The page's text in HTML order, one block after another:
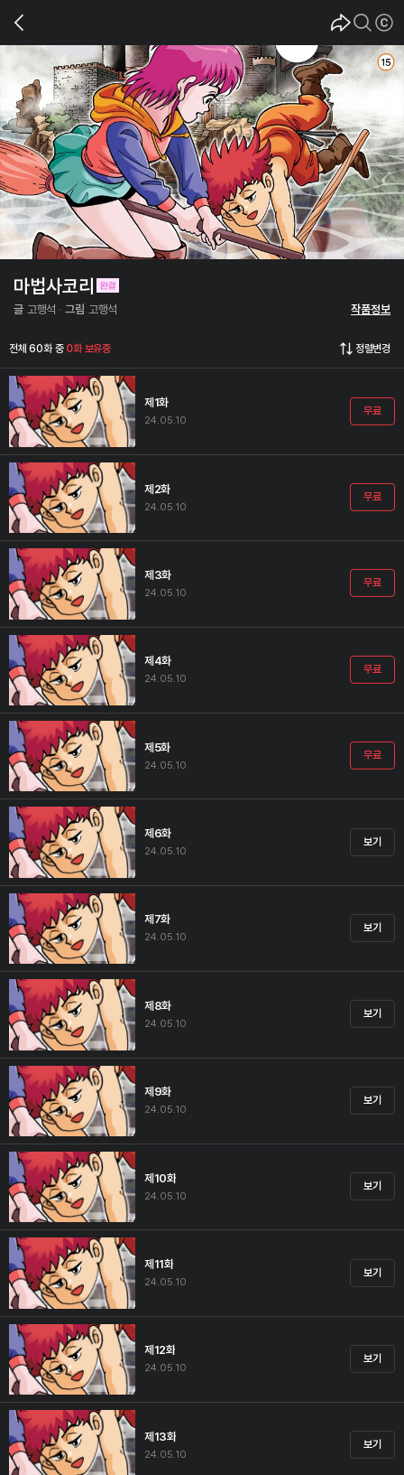
마법사코리
글 고행석 그림 고행석 작품정보
전체 60화 중 0화 보유중 정렬변경
제1화
24.05.10
무료
제2화
24.05.10
무료
제3화
24.05.10
무료
제4화
24.05.10
무료
제5화
24.05.10
무료
제6화
24.05.10
보기
제7화
24.05.10
보기
제8화
24.05.10
보기
제9화
24.05.10
보기
제10화
24.05.10
보기
제11화
24.05.10
보기
제12화
24.05.10
보기
제13화
24.05.10
보기